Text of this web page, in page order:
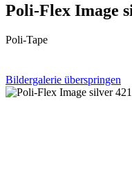
Poli-Flex Image
Poli-Tape
Bildergalerie überspringen